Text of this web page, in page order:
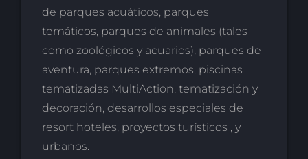
de parques acuáticos, parques
temáticos, parques de animales (tales
como zoológicos y acuarios), parques de
aventura, parques extremos, piscinas
tematizadas MultiAction, tematización y
decoración, desarrollos especiales de
resort hoteles, proyectos turísticos , y
urbanos.